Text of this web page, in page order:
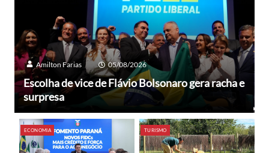
Amilton Farias 05/08/2026
Escolha de vice de Flávio Bolsonaro gera racha e
surpresa
ECONOMIA TURISMO